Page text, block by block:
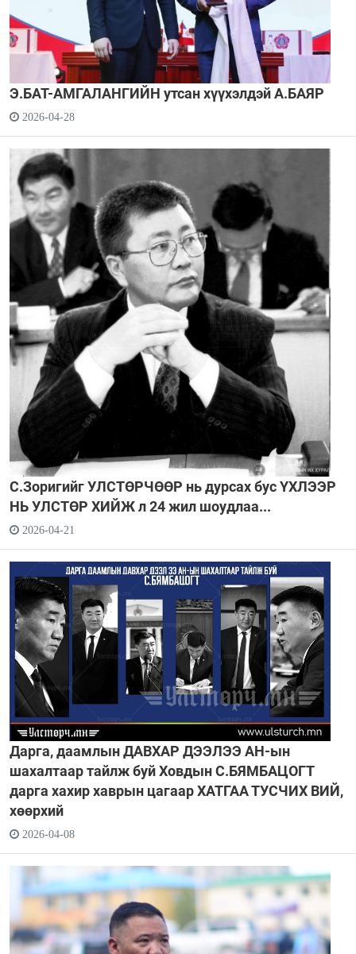
Э.БАТ-АМГАЛАНГИЙН утсан хүүхэлдэй А.БАЯР
2026-04-28
С.Зоригийг УЛСТӨРЧӨӨР нь дурсах бус ҮХЛЭЭР
НЬ УЛСТӨР ХИЙЖ л 24 жил шоудлаа...
2026-04-21
Дарга, даамлын ДАВХАР ДЭЭЛЭЭ АН-ын
шахалтаар тайлж буй Ховдын С.БЯМБАЦОГТ
дарга хахир хаврын цагаар ХАТГАА ТУСЧИХ ВИЙ,
хөөрхий
2026-04-08